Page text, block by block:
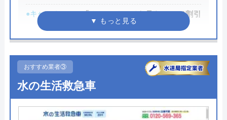
ないので、相見積もりの際は必ず相談しておきたい
業者の一つです。
公式サイトを見る
0120-091-026
受付時間 24時間
●キャンペーン
「ホームページを見た！」で割引
2,000円
●受付時間
●定休日 年中無休
●出張見積もり 出張・見積もり無料
おすすめ業者③
水の生活救急車